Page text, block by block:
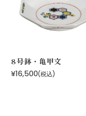
8号鉢・亀甲文
¥16,500(税込)